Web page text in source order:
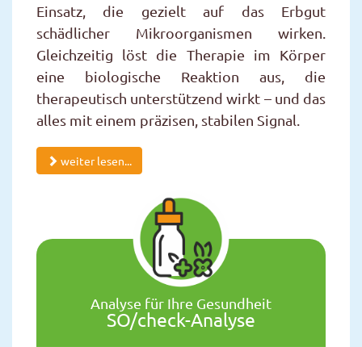
Einsatz, die gezielt auf das Erbgut
schädlicher Mikroorganismen wirken.
Gleichzeitig löst die Therapie im Körper
eine biologische Reaktion aus, die
therapeutisch unterstützend wirkt – und das
alles mit einem präzisen, stabilen Signal.
weiter lesen...
Analyse für Ihre Gesundheit
SO/check-Analyse